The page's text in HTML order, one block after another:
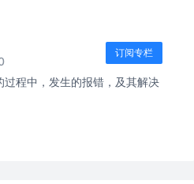
订阅专栏
程中，发生的报错，及其解决